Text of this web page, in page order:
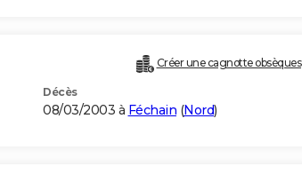
Créer une cagnotte obsèques
Décès
08/03/2003 à Féchain (Nord)